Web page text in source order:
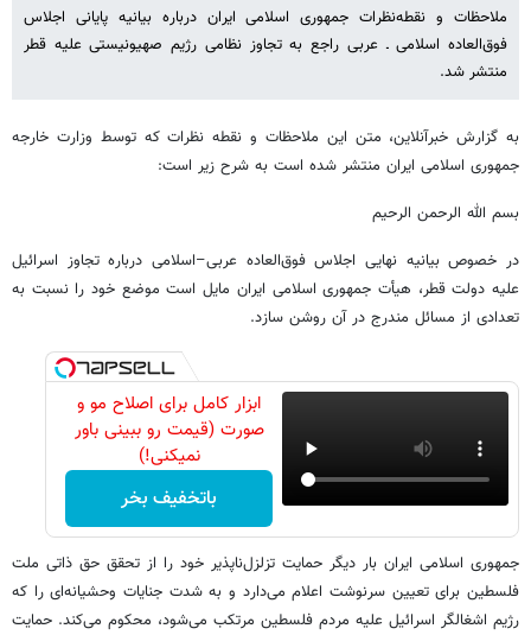
ملاحظات و نقطه‌نظرات جمهوری اسلامی ایران درباره بیانیه پایانی اجلاس
فوق‌العاده اسلامی ـ عربی راجع به تجاوز نظامی رژیم صهیونیستی علیه قطر
منتشر شد.
به گزارش خبرآنلاین، متن این ملاحظات و نقطه نظرات که توسط وزارت خارجه
جمهوری اسلامی ایران منتشر شده است به شرح زیر است:
بسم الله الرحمن الرحیم
در خصوص بیانیه نهایی اجلاس فوق‌العاده عربی–اسلامی درباره تجاوز اسرائیل
علیه دولت قطر، هیأت جمهوری اسلامی ایران مایل است موضع خود را نسبت به
تعدادی از مسائل مندرج در آن روشن سازد.
ابزار کامل برای اصلاح مو و
صورت (قیمت رو ببینی باور
نمیکنی!)
باتخفیف بخر
جمهوری اسلامی ایران بار دیگر حمایت تزلزل‌ناپذیر خود را از تحقق حق ذاتی ملت
فلسطین برای تعیین سرنوشت اعلام می‌دارد و به شدت جنایات وحشیانه‌ای را که
رژیم اشغالگر اسرائیل علیه مردم فلسطین مرتکب می‌شود، محکوم می‌کند. حمایت